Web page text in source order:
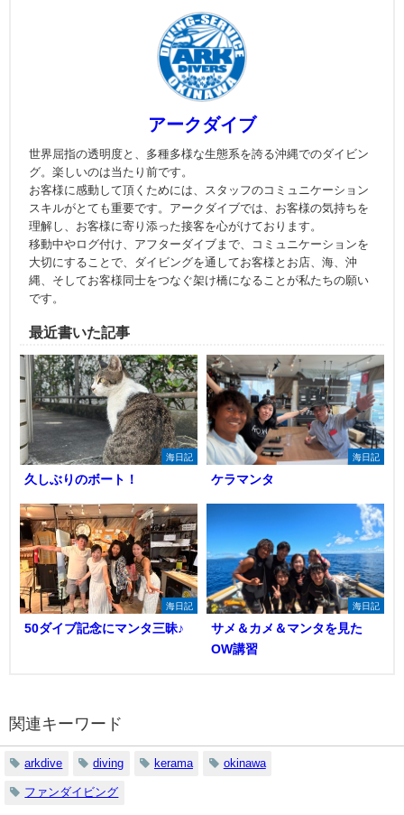
アークダイブ
世界屈指の透明度と、多種多様な生態系を誇る沖縄でのダイビン
グ。楽しいのは当たり前です。
お客様に感動して頂くためには、スタッフのコミュニケーション
スキルがとても重要です。アークダイブでは、お客様の気持ちを
理解し、お客様に寄り添った接客を心がけております。
移動中やログ付け、アフターダイブまで、コミュニケーションを
大切にすることで、ダイビングを通してお客様とお店、海、沖
縄、そしてお客様同士をつなぐ架け橋になることが私たちの願い
です。
最近書いた記事
海日記
久しぶりのボート！
海日記
ケラマンタ
海日記
50ダイブ記念にマンタ三昧♪
海日記
サメ＆カメ＆マンタを見た
OW講習
関連キーワード
arkdive diving kerama okinawa
ファンダイビング